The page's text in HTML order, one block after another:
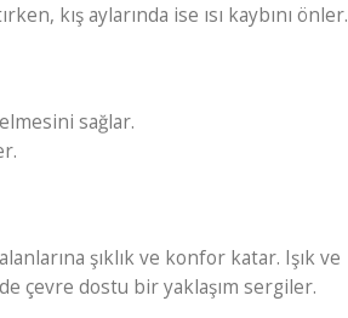
kış aylarında ise ısı kaybını önler.
sağlar.
şıklık ve konfor katar. Işık ve
çevre dostu bir yaklaşım sergiler.